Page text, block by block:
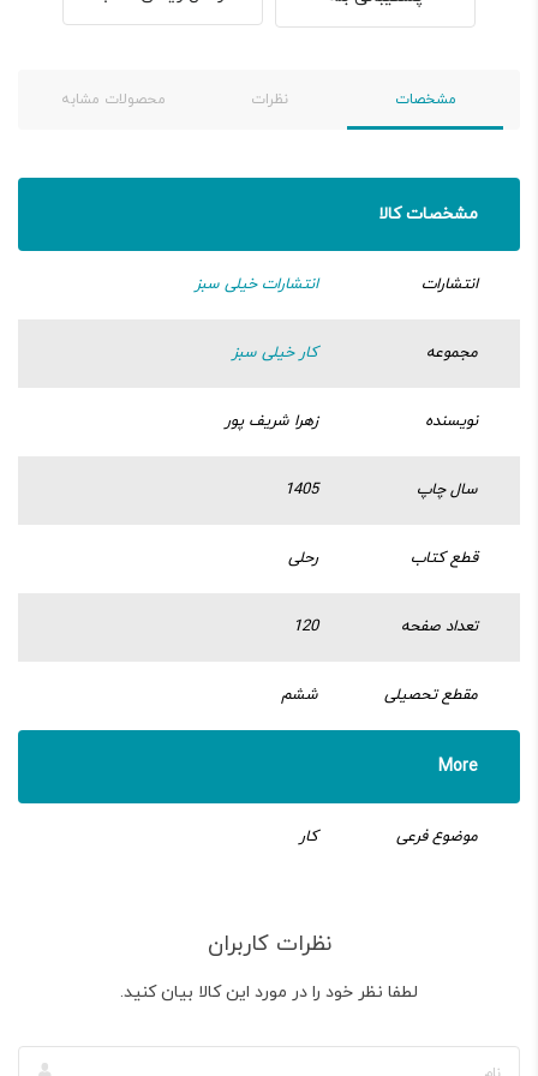
مشخصات نظرات محصولات مشابه
مشخصات کالا
انتشارات انتشارات خیلی سبز
مجموعه کار خیلی سبز
نویسنده زهرا شریف پور
سال چاپ 1405
قطع کتاب رحلی
تعداد صفحه 120
مقطع تحصیلی ششم
More
موضوع فرعی کار
نظرات کاربران
لطفا نظر خود را در مورد این کالا بیان کنید.